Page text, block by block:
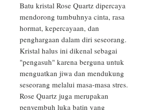
Batu kristal Rose Quartz dipercaya
mendorong tumbuhnya cinta, rasa
hormat, kepercayaan, dan
penghargaan dalam diri seseorang.
Kristal halus ini dikenal sebagai
"pengasuh" karena berguna untuk
menguatkan jiwa dan mendukung
seseorang melalui masa-masa stres.
Rose Quartz juga merupakan
penyembuh luka batin yang